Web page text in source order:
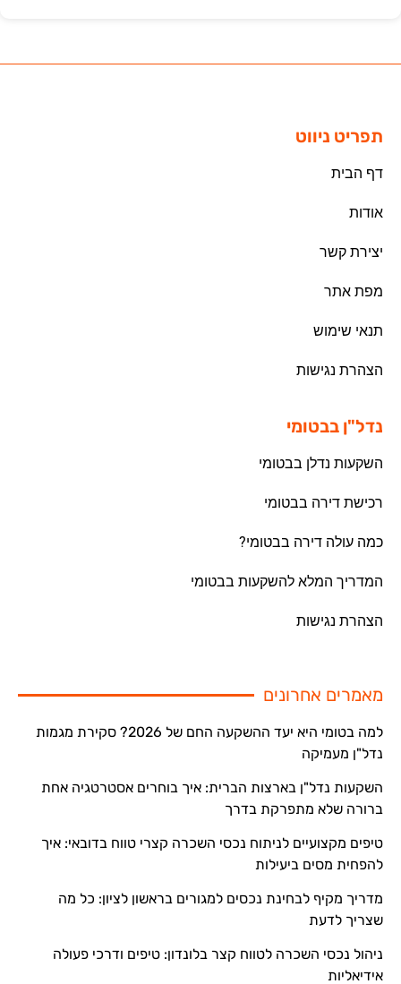
תפריט ניווט
דף הבית
אודות
יצירת קשר
מפת אתר
תנאי שימוש
הצהרת נגישות
נדל"ן בבטומי
השקעות נדלן בבטומי
רכישת דירה בבטומי
כמה עולה דירה בבטומי?
המדריך המלא להשקעות בבטומי
הצהרת נגישות
מאמרים אחרונים
למה בטומי היא יעד ההשקעה החם של 2026? סקירת מגמות
נדל"ן מעמיקה
השקעות נדל"ן בארצות הברית: איך בוחרים אסטרטגיה אחת
ברורה שלא מתפרקת בדרך
טיפים מקצועיים לניתוח נכסי השכרה קצרי טווח בדובאי: איך
להפחית מסים ביעילות
מדריך מקיף לבחינת נכסים למגורים בראשון לציון: כל מה
שצריך לדעת
ניהול נכסי השכרה לטווח קצר בלונדון: טיפים ודרכי פעולה
אידיאליות